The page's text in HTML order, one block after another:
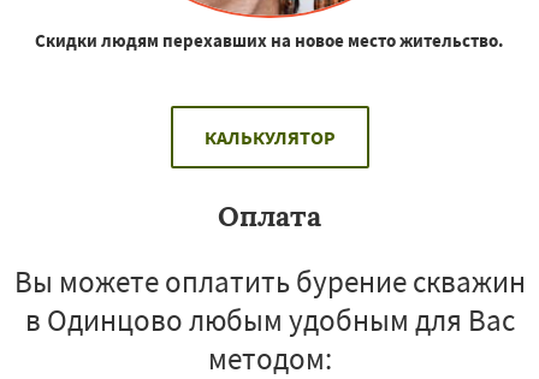
Скидки людям перехавших на новое место жительство.
КАЛЬКУЛЯТОР
Оплата
Вы можете оплатить бурение скважин
в Одинцово любым удобным для Вас
методом: